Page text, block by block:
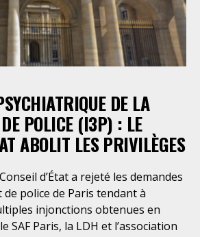
DE LA
POLICE (I3P) : LE
ABOLIT LES PRIVILÈGES
d’État a rejeté les demandes
police de Paris tendant à
injonctions obtenues en
SAF Paris, la LDH et l’association